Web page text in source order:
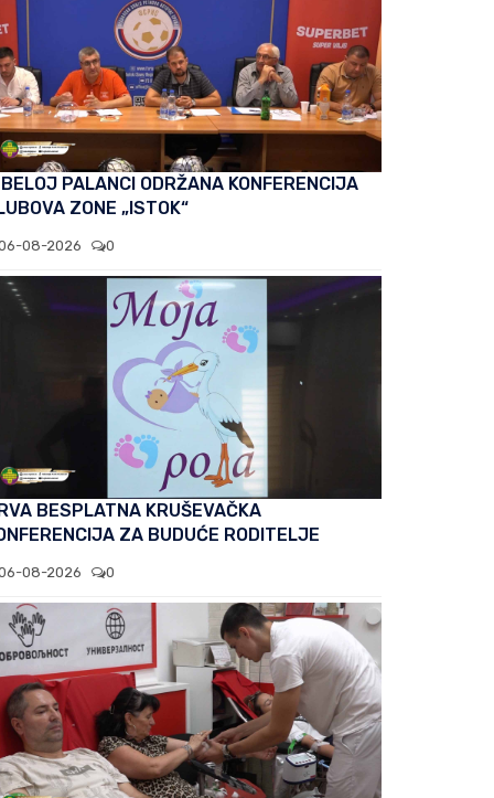
PALANCI ODRŽANA KONFERENCIJA
ZONE „ISTOK“
08-2026 0
BESPLATNA KRUŠEVAČKA
ZA BUDUĆE RODITELJE
08-2026 0